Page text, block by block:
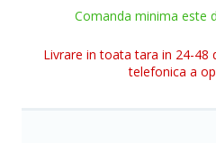
Comanda minima este
Livrare in toata tara in 24-48
telefonica a